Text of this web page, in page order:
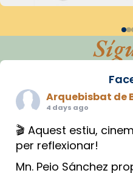
Arquebisbat de
4 days ago
🎬 Aquest estiu,
per reflexionar!
Mn. Peio Sánchez